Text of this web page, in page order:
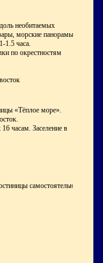
необитаемых
морские панорамы и
1.5 часа.
по окрестностям
«Тёплое море».
часам. Заселение в
самостоятельно.